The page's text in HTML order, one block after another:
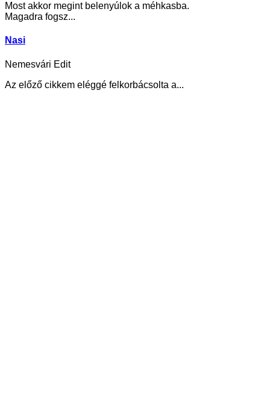
Most akkor megint belenyúlok a méhkasba.
Magadra fogsz...
Nasi
Nemesvári Edit
Az előző cikkem eléggé felkorbácsolta a...